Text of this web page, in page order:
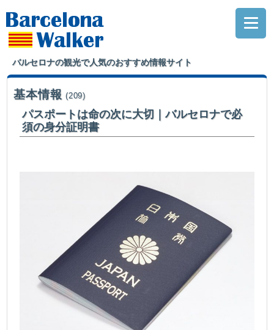
バルセロナの観光で人気のおすすめ情報サイト
基本情報(209)
パスポートは命の次に大切｜バルセロナで必
須の身分証明書